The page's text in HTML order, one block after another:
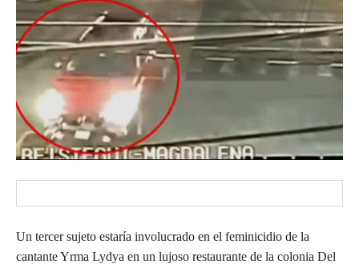
Un tercer sujeto estaría involucrado en el feminicidio de la
cantante Yrma Lydya en un lujoso restaurante de la colonia Del